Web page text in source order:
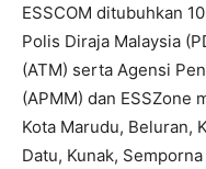
ESSCOM ditubuhkan
Polis Diraja Malaysia
(ATM) serta Agensi
(APMM) dan ESSZone
Kota Marudu, Beluran,
Datu, Kunak,